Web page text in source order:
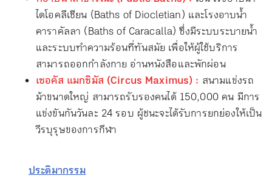
ไดโอคลีเชียน (Baths of Diocletian) และโรงอาบน้ำ
คาราคัลลา (Baths of Caracalla) ซึ่งมีระบบระบายน้ำ
และระบบทำความร้อนที่ทันสมัย เพื่อให้ผู้ใช้บริการ
สามารถออกกำลังกาย อ่านหนังสือและพักผ่อน
เซอคัส แมกซิมัส (Circus Maximus) : สนามแข่งรถ
ม้าขนาดใหญ่ สามารถรับรองคนได้ 150,000 คน มีการ
แข่งขันกันวันละ 24 รอบ ผู้ชนะจะได้รับการยกย่องให้เป็น
วีรบุรุษของการกีฬา
ประติมากรรม